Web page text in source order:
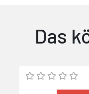
Das